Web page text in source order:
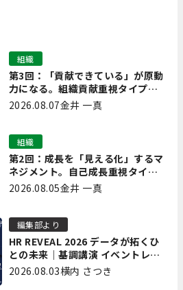
第3回：「貢献できている」が原動
力になる。組織貢献重視タイプの
離職を防ぐ技術
組織
2026.08.07金井 一真
第2回：成長を「見える化」するマ
ネジメント。自己成長重視タイプ
の離職を防ぐ技術
組織
2026.08.05金井 一真
HR REVEAL 2026 データが拓くひ
との未来｜基調講演 イベントレポ
ート後編
編集部より
2026.08.03横内 さつき